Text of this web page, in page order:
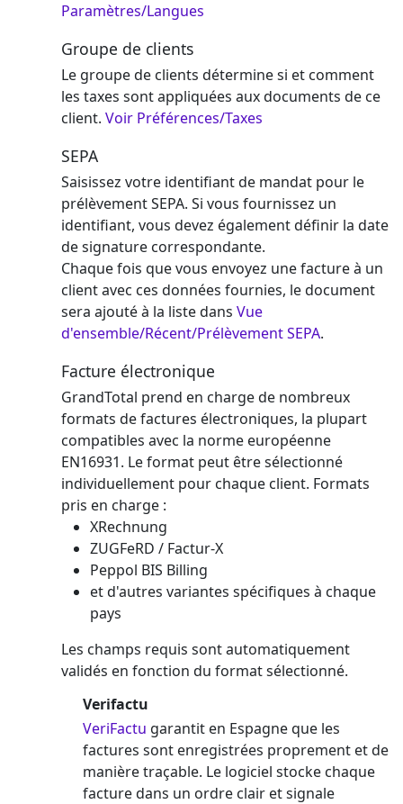
Paramètres/Langues
Groupe de clients
Le groupe de clients détermine si et comment
les taxes sont appliquées aux documents de ce
client. Voir Préférences/Taxes
SEPA
Saisissez votre identifiant de mandat pour le
prélèvement SEPA. Si vous fournissez un
identifiant, vous devez également définir la date
de signature correspondante.
Chaque fois que vous envoyez une facture à un
client avec ces données fournies, le document
sera ajouté à la liste dans Vue
d'ensemble/Récent/Prélèvement SEPA.
Facture électronique
GrandTotal prend en charge de nombreux
formats de factures électroniques, la plupart
compatibles avec la norme européenne
EN16931. Le format peut être sélectionné
individuellement pour chaque client. Formats
pris en charge :
XRechnung
ZUGFeRD / Factur-X
Peppol BIS Billing
et d'autres variantes spécifiques à chaque
pays
Les champs requis sont automatiquement
validés en fonction du format sélectionné.
Verifactu
VeriFactu garantit en Espagne que les
factures sont enregistrées proprement et de
manière traçable. Le logiciel stocke chaque
facture dans un ordre clair et signale